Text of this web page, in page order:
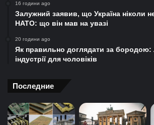
16 години ago
Залужний заявив, що Україна ніколи
НАТО: що він мав на увазі
20 години ago
Як правильно доглядати за бородою:
індустрії для чоловіків
Последние